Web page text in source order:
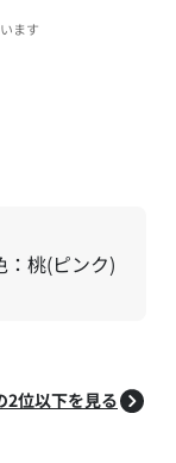
ます
：桃(ピンク)
2位以下を見る